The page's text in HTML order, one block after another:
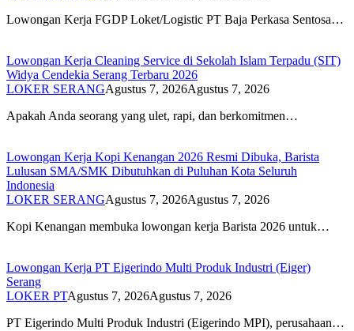
Lowongan Kerja FGDP Loket/Logistic PT Baja Perkasa Sentosa…
Lowongan Kerja Cleaning Service di Sekolah Islam Terpadu (SIT)
Widya Cendekia Serang Terbaru 2026
LOKER SERANGAgustus 7, 2026Agustus 7, 2026
Apakah Anda seorang yang ulet, rapi, dan berkomitmen…
Lowongan Kerja Kopi Kenangan 2026 Resmi Dibuka, Barista
Lulusan SMA/SMK Dibutuhkan di Puluhan Kota Seluruh
Indonesia
LOKER SERANGAgustus 7, 2026Agustus 7, 2026
Kopi Kenangan membuka lowongan kerja Barista 2026 untuk…
Lowongan Kerja PT Eigerindo Multi Produk Industri (Eiger)
Serang
LOKER PTAgustus 7, 2026Agustus 7, 2026
PT Eigerindo Multi Produk Industri (Eigerindo MPI), perusahaan…